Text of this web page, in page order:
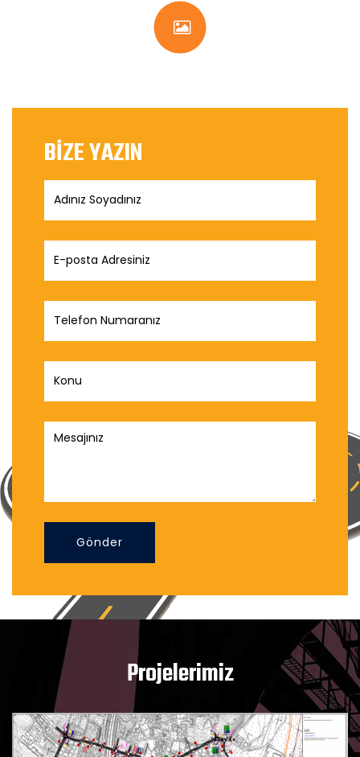
BİZE YAZIN
Gönder
Projelerimiz